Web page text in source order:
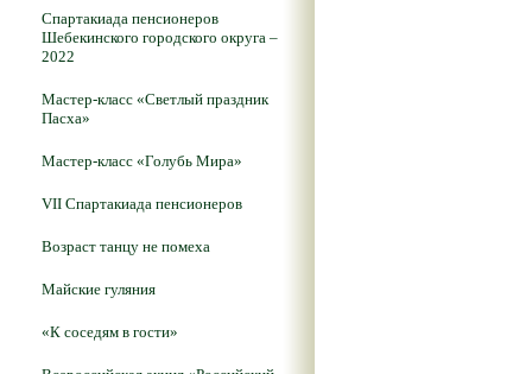
Спартакиада пенсионеров
Шебекинского городского округа –
2022
Мастер-класс «Светлый праздник
Пасха»
Мастер-класс «Голубь Мира»
VII Спартакиада пенсионеров
Возраст танцу не помеха
Майские гуляния
«К соседям в гости»